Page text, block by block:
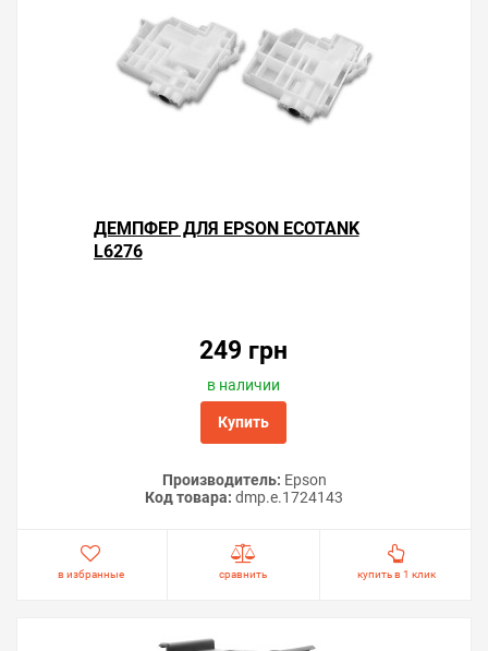
принтере экономичной.
ДЕМПФЕР ДЛЯ EPSON ECOTANK
L6276
249 грн
в наличии
Купить
Производитель: Epson
Код товара: dmp.e.1724143
в избранные сравнить купить в 1 клик